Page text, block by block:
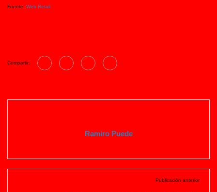
Fuente: Web Retail
Compartir:
Ramiro Puede
Publicación anterior